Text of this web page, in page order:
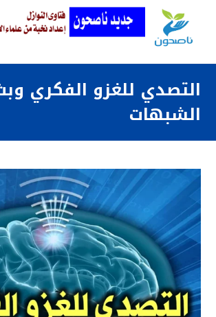
التصدي للغزو الفكري
الشبهات